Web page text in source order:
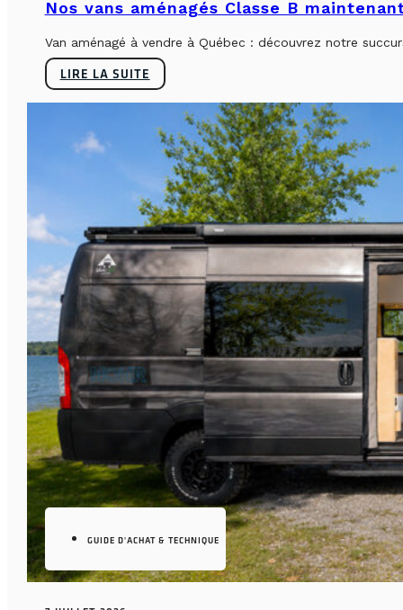
Nos vans aménagés Classe B
Van aménagé à vendre à Québec : découvrez notre
LIRE LA SUITE
GUIDE D'ACHAT & TECHNIQUE